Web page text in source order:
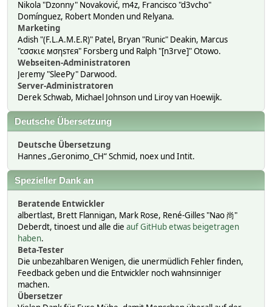
Nikola "Dzonny" Novaković, m4z, Francisco "d3vcho"
Domínguez, Robert Monden und Relyana.
Marketing
Adish "(F.L.A.M.E.R)" Patel, Bryan "Runic" Deakin, Marcus
"cσσкιє мσηѕтєя" Forsberg und Ralph "[n3rve]" Otowo.
Webseiten-Administratoren
Jeremy "SleePy" Darwood.
Server-Administratoren
Derek Schwab, Michael Johnson und Liroy van Hoewijk.
Deutsche Übersetzung
Deutsche Übersetzung
Hannes „Geronimo_CH“ Schmid, noex und Intit.
Spezieller Dank an
Beratende Entwickler
albertlast, Brett Flannigan, Mark Rose, René-Gilles "Nao 尚"
Deberdt, tinoest und alle die auf GitHub etwas beigetragen
haben.
Beta-Tester
Die unbezahlbaren Wenigen, die unermüdlich Fehler finden,
Feedback geben und die Entwickler noch wahnsinniger
machen.
Übersetzer